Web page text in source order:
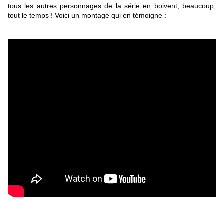
tous les autres personnages de la série en boivent, beaucoup,
tout le temps ! Voici un montage qui en témoigne :